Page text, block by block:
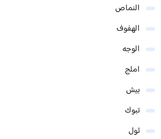
النماص
الهفوف
الوجه
املج
بيش
تبوك
ثول